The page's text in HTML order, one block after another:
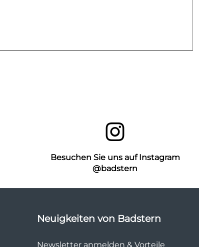
Besuchen Sie uns auf Instagram
@badstern
Neuigkeiten von Badstern
Newsletter anmelden & Vorteile